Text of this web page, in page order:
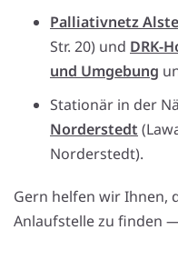
Palliativnetz
Str. 20) und DRK-
und Umgebung
Stationär in der
Norderstedt
Norderstedt).
Gern helfen wir Ihnen,
Anlaufstelle zu finden